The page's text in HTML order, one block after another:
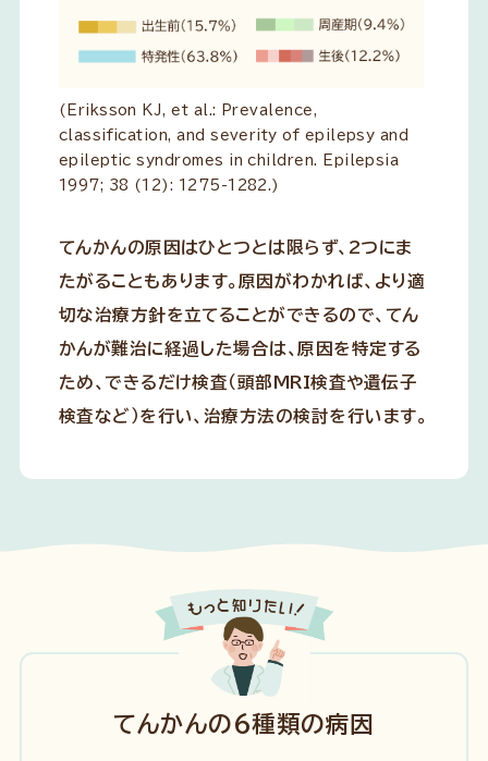
(Eriksson KJ, et al.: Prevalence,
classification, and severity of epilepsy and
epileptic syndromes in children. Epilepsia
1997; 38 (12): 1275-1282.)
てんかんの原因はひとつとは限らず、2つにま
たがることもあります。原因がわかれば、より適
切な治療方針を立てることができるので、てん
かんが難治に経過した場合は、原因を特定する
ため、できるだけ検査（頭部MRI検査や遺伝子
検査など）を行い、治療方法の検討を行います。
てんかんの6種類の病因